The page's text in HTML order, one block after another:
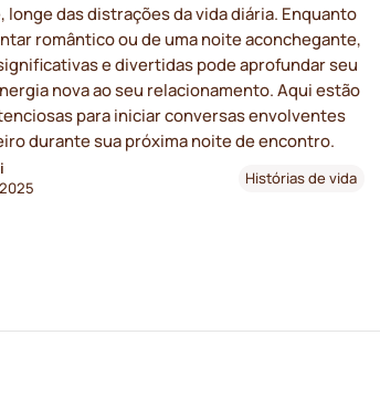
longe das distrações da vida diária. Enquanto
romântico ou de uma noite aconchegante,
e divertidas pode aprofundar seu
nova ao seu relacionamento. Aqui estão
para iniciar conversas envolventes
durante sua próxima noite de encontro.
Histórias de vida